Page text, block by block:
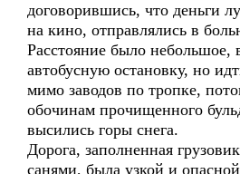
договорившись, что деньги
на кино, отправлялись в
Расстояние было небольшое,
автобусную остановку, но
мимо заводов по тропке,
обочинам прочищенного
высились горы снега.
Дорога, заполненная
санями, была узкой и